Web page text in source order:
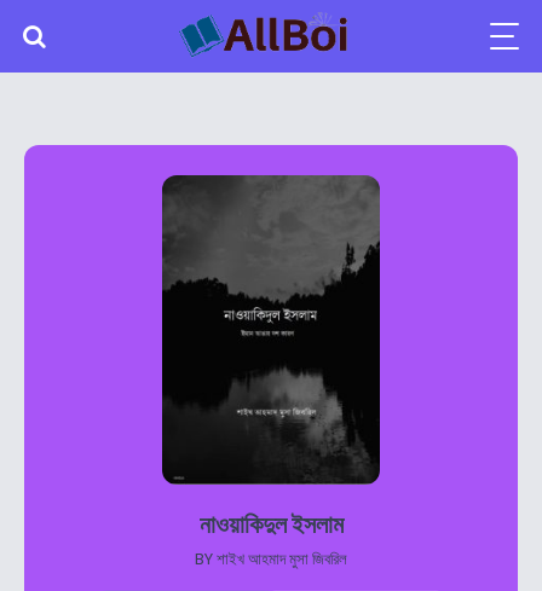
নাওয়াকিদুল ইসলাম
BYশাইখ আহমাদ মুসা জিবরিল